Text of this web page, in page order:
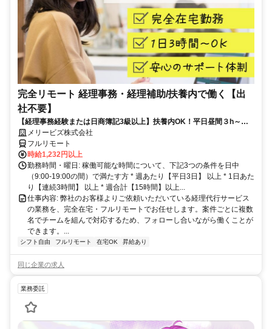
完全リモート 経理事務・経理補助/扶養内で働く【出
社不要】
【経理事務経験または日商簿記3級以上】扶養内OK！平日昼間３h～。
完全在宅で育児・介護中の方も大歓迎♪
メリービズ株式会社
フルリモート
時給1,232円以上
勤務時間・曜日: 稼働可能な時間について、下記3つの条件を日中
（9:00-19:00の間）で満たす方 * 週あたり【平日3日】 以上 * 1日あた
り【連続3時間】 以上 * 週合計【15時間】以上...
仕事内容: 弊社のお客様よりご依頼いただいている経理代行サービス
の業務を、完全在宅・フルリモートでお任せします。案件ごとに複数
名でチームを組んで対応するため、フォローし合いながら働くことが
できます。...
シフト自由 フルリモート 在宅OK 昇給あり
同じ企業の求人
業務委託